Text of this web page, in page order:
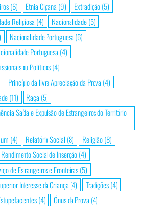
(6) Etnia Cigana (9) Extradição(5)
Religiosa (4) Nacionalidade(5)
Nacionalidade Portuguesa (6)
Portuguesa (4)
ou Políticos(4)
Princípio da livre Apreciação da Prova (4)
(11) Raça (5)
Saída e Expulsão de Estrangeiros do Território
(4) Relatório Social (8) Religião(8)
Rendimento Social de Inserção(4)
de Estrangeiros e Fronteiras(5)
Interesse da Criança (4) Tradições(4)
(4) Ónus da Prova (4)